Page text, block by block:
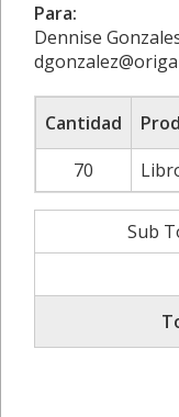
Para:
Dennise
Cantidad
70
Sub